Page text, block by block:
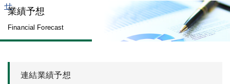
せ
Financial Forecast
業績予想
連結業績予想